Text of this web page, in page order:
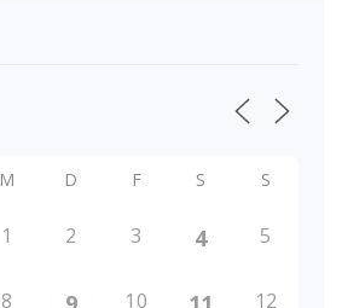
M D F S S
1 2 3 4 5
8 10 12